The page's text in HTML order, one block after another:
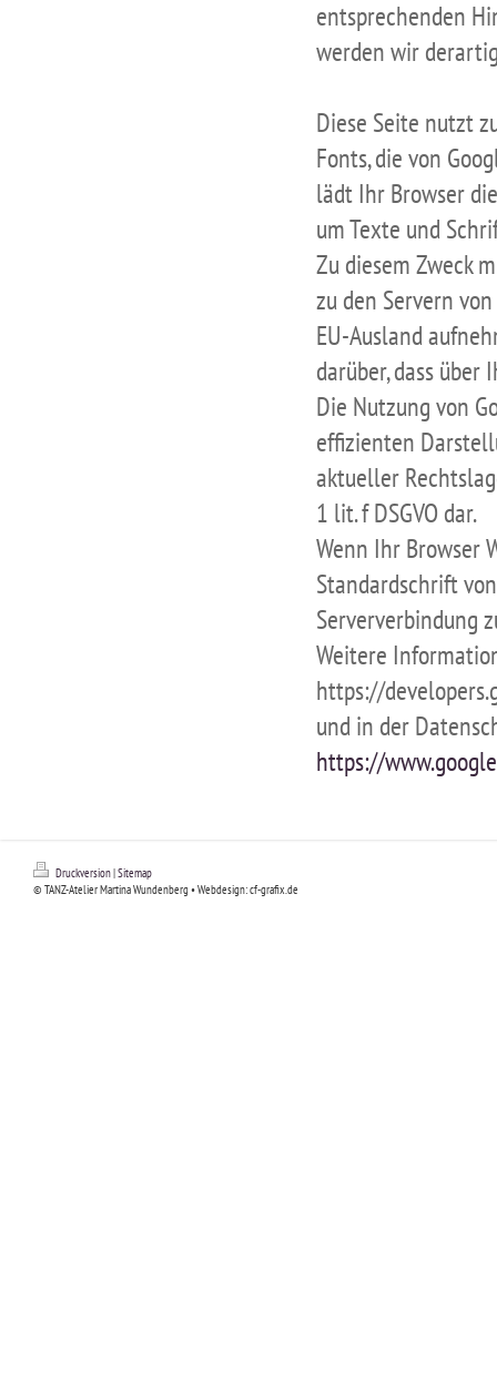
entsprechenden
werden wir
Diese Seite nutzt
Fonts, die von
lädt Ihr Browser
um Texte und
Zu diesem Zweck
zu den Servern
EU-Ausland
darüber, dass über
Die Nutzung von
effizienten
aktueller
1 lit. f DSGVO dar.
Wenn Ihr Browser
Standardschrift
Serververbindung
Weitere
https://
und in der
https://
Druckversion|Sitemap
© TANZ-Atelier Martina Wundenberg • Webdesign: cf-grafix.de